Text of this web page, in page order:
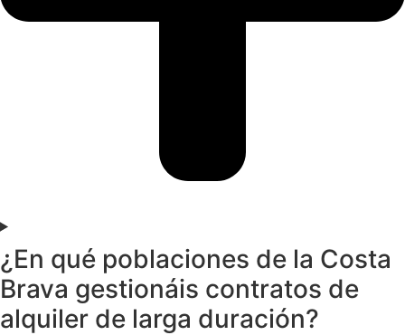
¿En qué poblaciones de la Costa
Brava gestionáis contratos de
alquiler de larga duración?